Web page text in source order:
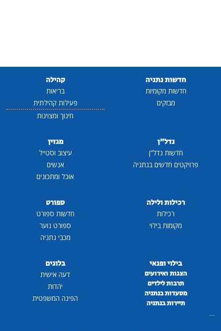
חדשות נתניה
חדשות מקומיות
מבזקים
קהילה
בריאות
פעילות קהילתית
חינוך ומצוינות
נדל"ן
חדשות נדל"ן
פרויקטים חדשים בנתניה
מגזין
עיצוב וסטייל
אנשים
אוכל ומתכונים
רכילות ולילה
רכילות
מקומות בילוי
ספורט
חדשות ספורט
ספורט נוער
מכבי נתניה
בילוי ופנאי
הצגות ואירועים
תרבות לילדים
מסעדות בנתניה
תיירות בנתניה
...
בלוגים
דעה אישית
יהדות
הפינה המשפטית